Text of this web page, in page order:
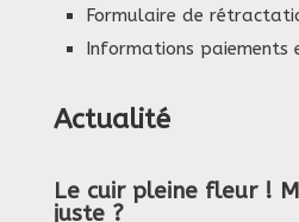
Formulaire de
Informations paiements
Actualité
Le cuir pleine fleur !
juste ?